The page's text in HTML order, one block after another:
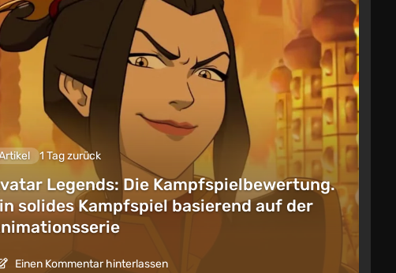
1 Tag zurück
Legends: Die Kampfspielbewertung.
solides Kampfspiel basierend auf der
Einen Kommentar hinterlassen